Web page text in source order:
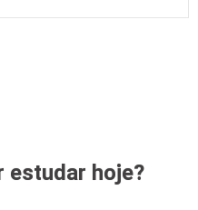
estudar hoje?